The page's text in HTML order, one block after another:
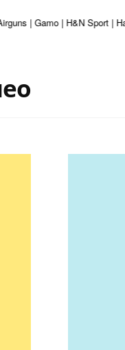
Gamo | H&N Sport |